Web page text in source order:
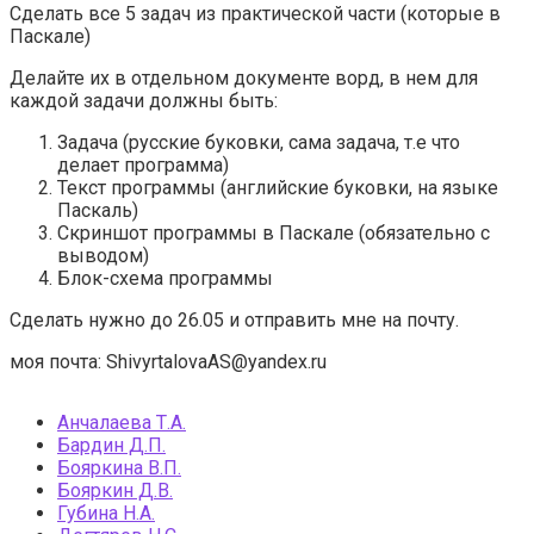
Сделать все 5 задач из практической части (которые в
Паскале)
Делайте их в отдельном документе ворд, в нем для
каждой задачи должны быть:
Задача (русские буковки, сама задача, т.е что
делает программа)
Текст программы (английские буковки, на языке
Паскаль)
Скриншот программы в Паскале (обязательно с
выводом)
Блок-схема программы
Сделать нужно до 26.05 и отправить мне на почту.
моя почта: ShivyrtalovaAS@yandex.ru
Анчалаева Т.А.
Бардин Д.П.
Бояркина В.П.
Бояркин Д.В.
Губина Н.А.